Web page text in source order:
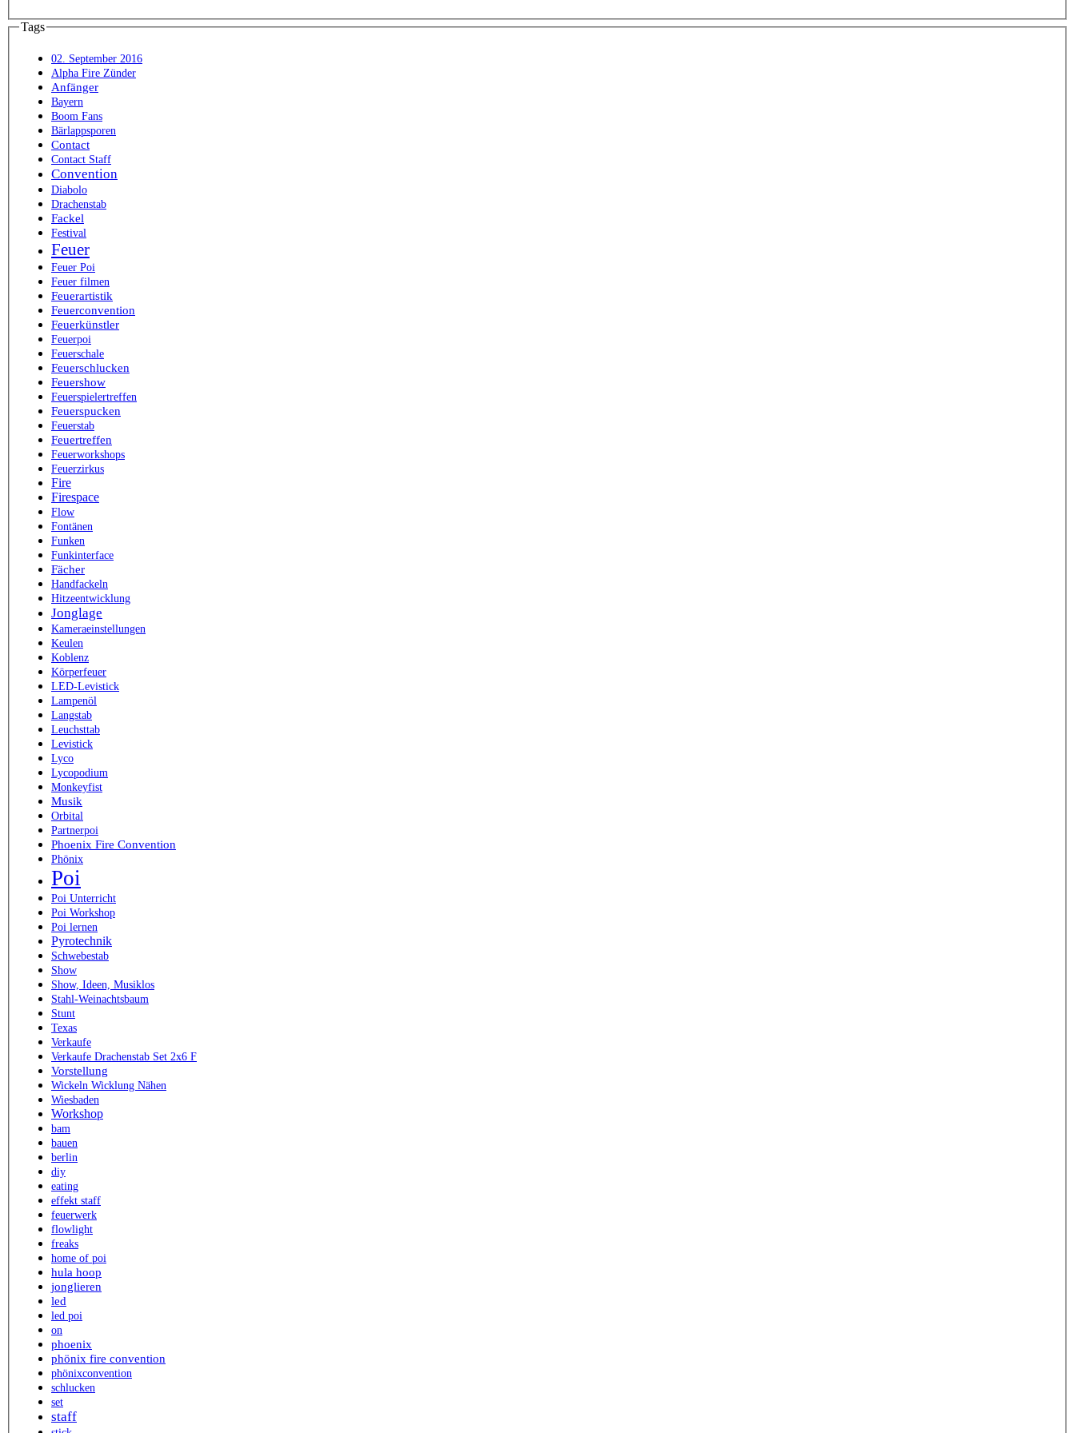
Tags
02. September 2016
Alpha Fire Zünder
Anfänger
Bayern
Boom Fans
Bärlappsporen
Contact
Contact Staff
Convention
Diabolo
Drachenstab
Fackel
Festival
Feuer
Feuer Poi
Feuer filmen
Feuerartistik
Feuerconvention
Feuerkünstler
Feuerpoi
Feuerschale
Feuerschlucken
Feuershow
Feuerspielertreffen
Feuerspucken
Feuerstab
Feuertreffen
Feuerworkshops
Feuerzirkus
Fire
Firespace
Flow
Fontänen
Funken
Funkinterface
Fächer
Handfackeln
Hitzeentwicklung
Jonglage
Kameraeinstellungen
Keulen
Koblenz
Körperfeuer
LED-Levistick
Lampenöl
Langstab
Leuchsttab
Levistick
Lyco
Lycopodium
Monkeyfist
Musik
Orbital
Partnerpoi
Phoenix Fire Convention
Phönix
Poi
Poi Unterricht
Poi Workshop
Poi lernen
Pyrotechnik
Schwebestab
Show
Show, Ideen, Musiklos
Stahl-Weinachtsbaum
Stunt
Texas
Verkaufe
Verkaufe Drachenstab Set 2x6 F
Vorstellung
Wickeln Wicklung Nähen
Wiesbaden
Workshop
bam
bauen
berlin
diy
eating
effekt staff
feuerwerk
flowlight
freaks
home of poi
hula hoop
jonglieren
led
led poi
on
phoenix
phönix fire convention
phönixconvention
schlucken
set
staff